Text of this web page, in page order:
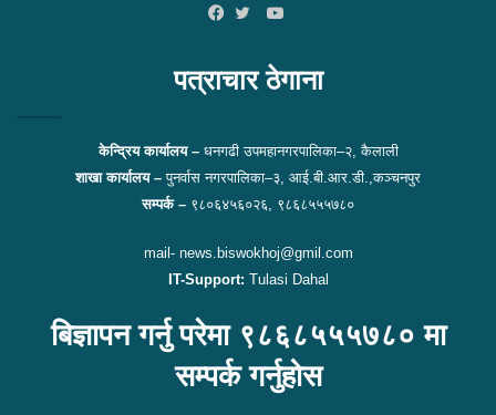
YouTube
पत्राचार ठेगाना
केन्द्रिय कार्यालय –धनगढी उपमहानगरपालिका–२, कैलाली
शाखा कार्यालय –पुनर्वास नगरपालिका–३, आई.बी.आर.डी.,कञ्चनपुर
सम्पर्क – ९८०६४५६०२६, ९८६८५५५७८०
mail- news.biswokhoj@gmil.com
IT-Support: Tulasi Dahal
बिज्ञापन गर्नु परेमा ९८६८५५५७८० मा
सम्पर्क गर्नुहोस